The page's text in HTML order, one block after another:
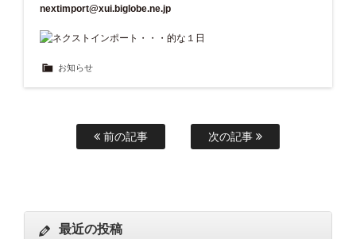
nextimport@xui.biglobe.ne.jp
お知らせ
前の記事 次の記事
最近の投稿